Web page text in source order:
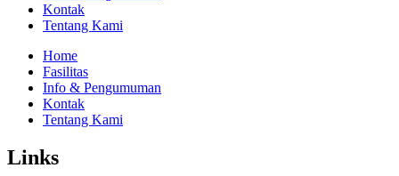
Kontak
Tentang Kami
Home
Fasilitas
Info & Pengumuman
Kontak
Tentang Kami
Links